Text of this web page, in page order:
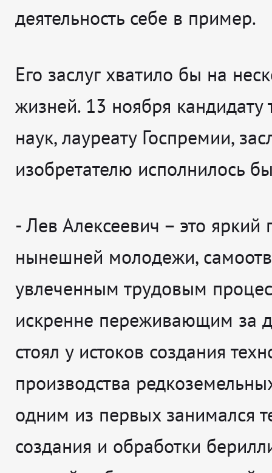
деятельность себе в пример.
Его заслуг хватило бы на
жизней. 13 ноября кандидату
наук, лауреату Госпремии,
изобретателю исполнилось
- Лев Алексеевич – это
нынешней молодежи,
увлеченным трудовым
искренне переживающим за
стоял у истоков создания
производства
одним из первых занимался
создания и обработки